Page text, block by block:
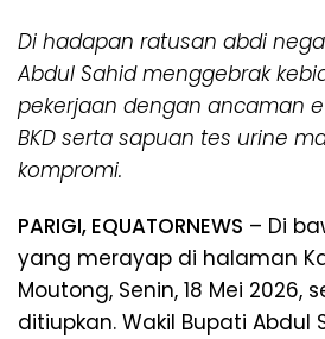
Di hadapan ratusan abdi
Abdul Sahid menggebrak
pekerjaan dengan ancaman
BKD serta sapuan tes urine
kompromi.
PARIGI, EQUATORNEWS – Di
yang merayap di halaman
Moutong, Senin, 18 Mei
ditiupkan. Wakil Bupati Abdul